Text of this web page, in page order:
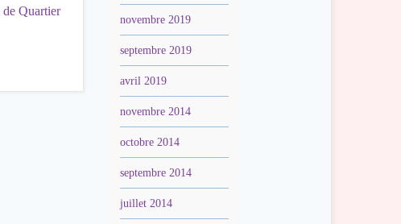
Quartier
novembre 2019
septembre 2019
avril 2019
novembre 2014
octobre 2014
septembre 2014
juillet 2014